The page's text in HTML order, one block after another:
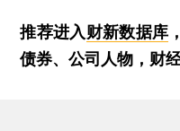
推荐进入财新数据库
债券、公司人物，财